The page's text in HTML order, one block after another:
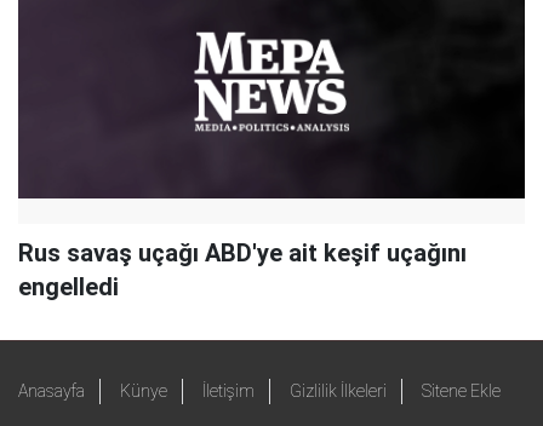
Rus savaş uçağı ABD'ye ait keşif uçağını
engelledi
Anasayfa Künye İletişim Gizlilik İlkeleri Sitene Ekle